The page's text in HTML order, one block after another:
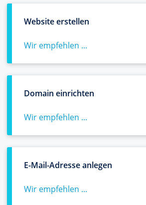
Website erstellen
Wir empfehlen ...
Domain einrichten
Wir empfehlen ...
E-Mail-Adresse anlegen
Wir empfehlen ...